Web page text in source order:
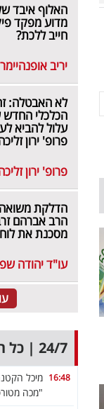
האלוף איבד
מדוע מפקד
חייב ללכת?
יריב אופנהיימר
לא האבטלה:
עלול להביא
פרופ' ירון
פרופ' ירון
הדלקת משואה
הרב אברהם
מסכנת את
עו"ד יהודה
24/7 | כל הכותרות
16:48 מיכל
"מכה